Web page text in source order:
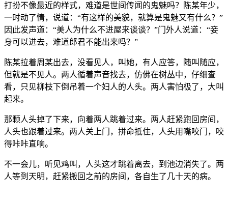
打扮不像最近的样式，难道是世间传闻的鬼魅吗？陈某年少，
一时动了情，说道：“有这样的美貌，就算是鬼魅又有什么？”
因此发声道：“美人为什么不进屋来谈谈？”门外人说道：“妾
身可以进去，难道郎君不能出来吗？”
陈某拉着周某出去，没看见人，叫她，有人应答，随叫随应，
但就是不见人。两人循着声音找去，仿佛在树丛中，仔细查
看，只见柳枝下倒吊着一个妇人的人头。两人害怕极了，大叫
起来。
那颗人头掉了下来，向着两人跳着过来。两人赶紧跑回房间，
人头也跟着过来。两人关上门，拼命抵住，人头用嘴咬门，咬
得咔咔直响。
不一会儿，听见鸡叫，人头这才跳着离去，到池边消失了。两
人等到天明，赶紧搬回之前的房间，各自生了几十天的病。